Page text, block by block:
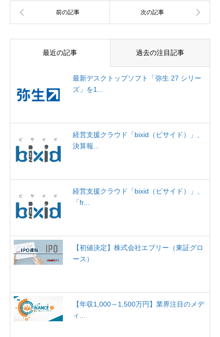
最近の記事 過去の注目記事
最新デスクトップソフト「弥生 27 シリー
ズ」を1...
経営支援クラウド「bixid（ビサイド）」、
決算報...
経営支援クラウド「bixid（ビサイド）」、
「fr...
【初値決定】株式会社エブリー（東証グロ
ース）
【年収1,000～1,500万円】業界注目のメデ
ィ...